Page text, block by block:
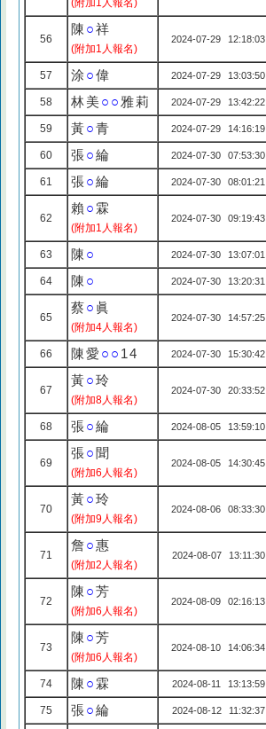
(附加1人報名)
56
陳 ○祥
(附加1人報名)
2024-07-29 12:18:03
57 涂 ○偉 2024-07-29 13:03:50
58 林美 ○○ 雅莉 2024-07-29 13:42:22
59 黃○青 2024-07-29 14:16:19
60 張○綸 2024-07-30 07:53:30
61 張○綸 2024-07-30 08:01:21
62
賴 ○ 霖
(附加1人報名)
2024-07-30 09:19:43
63 陳 ○ 2024-07-30 13:07:01
64 陳 ○ 2024-07-30 13:20:31
65
蔡○ 眞
(附加4人報名)
2024-07-30 14:57:25
66 陳愛 ○○ 14 2024-07-30 15:30:42
67
黃○玲
(附加8人報名)
2024-07-30 20:33:52
68 張○綸 2024-08-05 13:59:10
69
張○ 聞
(附加6人報名)
2024-08-05 14:30:45
70
黃○玲
(附加9人報名)
2024-08-06 08:33:30
71
詹○惠
(附加2人報名)
2024-08-07 13:11:30
72
陳 ○芳
(附加6人報名)
2024-08-09 02:16:13
73
陳 ○芳
(附加6人報名)
2024-08-10 14:06:34
74 陳 ○ 霖 2024-08-11 13:13:59
75 張○綸 2024-08-12 11:32:37